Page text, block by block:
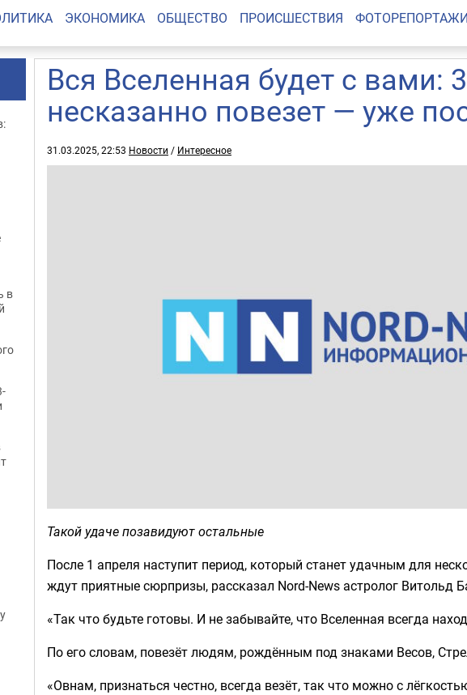
ЭКОНОМИКА ОБЩЕСТВО ПРОИСШЕСТВИЯ ФОТОРЕПОРТАЖИ
Вся Вселенная будет с вами:
несказанно повезет — уже
31.03.2025, 22:53 Новости / Интересное
Такой удаче позавидуют остальные
После 1 апреля наступит период, который станет удачным для
ждут приятные сюрпризы, рассказал Nord-News астролог Витольд
«Так что будьте готовы. И не забывайте, что Вселенная всегда
По его словам, повезёт людям, рождённым под знаками Весов,
«Овнам, признаться честно, всегда везёт, так что можно с
в